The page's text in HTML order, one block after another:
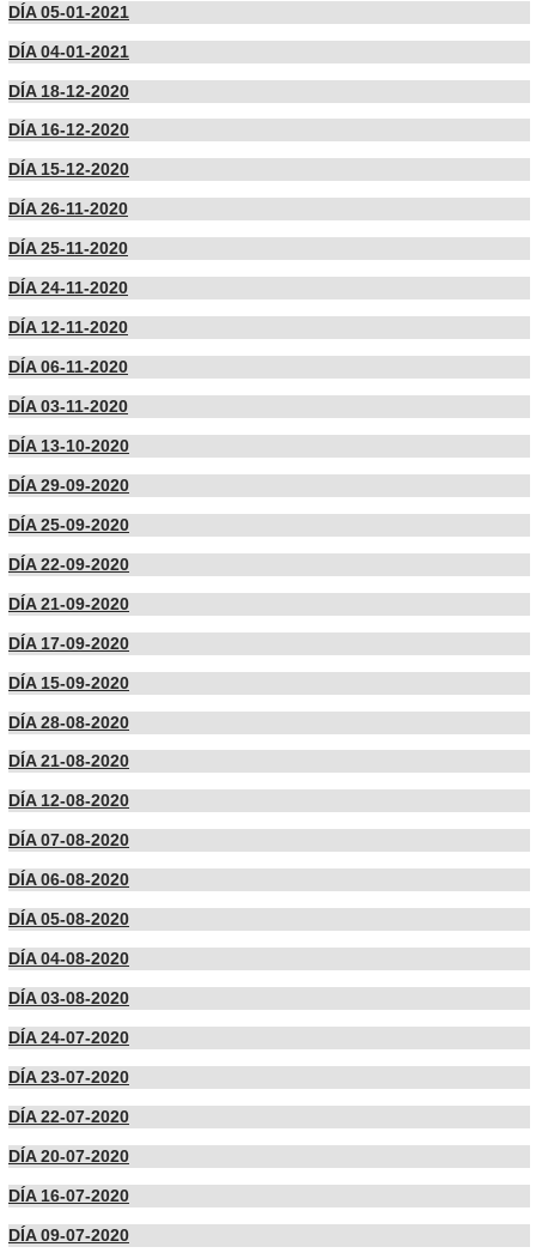
DÍA 05-01-2021
DÍA 04-01-2021
DÍA 18-12-2020
DÍA 16-12-2020
DÍA 15-12-2020
DÍA 26-11-2020
DÍA 25-11-2020
DÍA 24-11-2020
DÍA 12-11-2020
DÍA 06-11-2020
DÍA 03-11-2020
DÍA 13-10-2020
DÍA 29-09-2020
DÍA 25-09-2020
DÍA 22-09-2020
DÍA 21-09-2020
DÍA 17-09-2020
DÍA 15-09-2020
DÍA 28-08-2020
DÍA 21-08-2020
DÍA 12-08-2020
DÍA 07-08-2020
DÍA 06-08-2020
DÍA 05-08-2020
DÍA 04-08-2020
DÍA 03-08-2020
DÍA 24-07-2020
DÍA 23-07-2020
DÍA 22-07-2020
DÍA 20-07-2020
DÍA 16-07-2020
DÍA 09-07-2020